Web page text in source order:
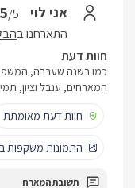
אני לוי 5/5
התארחנו ב
חוות דעת
כמו בשנה שעברה,
המארחים, ענבל וציון,
חוות דעת מאומתת
התמונות משקפות